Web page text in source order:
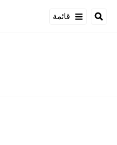
قائمة